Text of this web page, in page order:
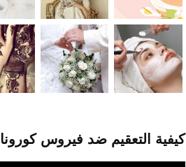
كيفية التعقيم ضد فيروس كورونا